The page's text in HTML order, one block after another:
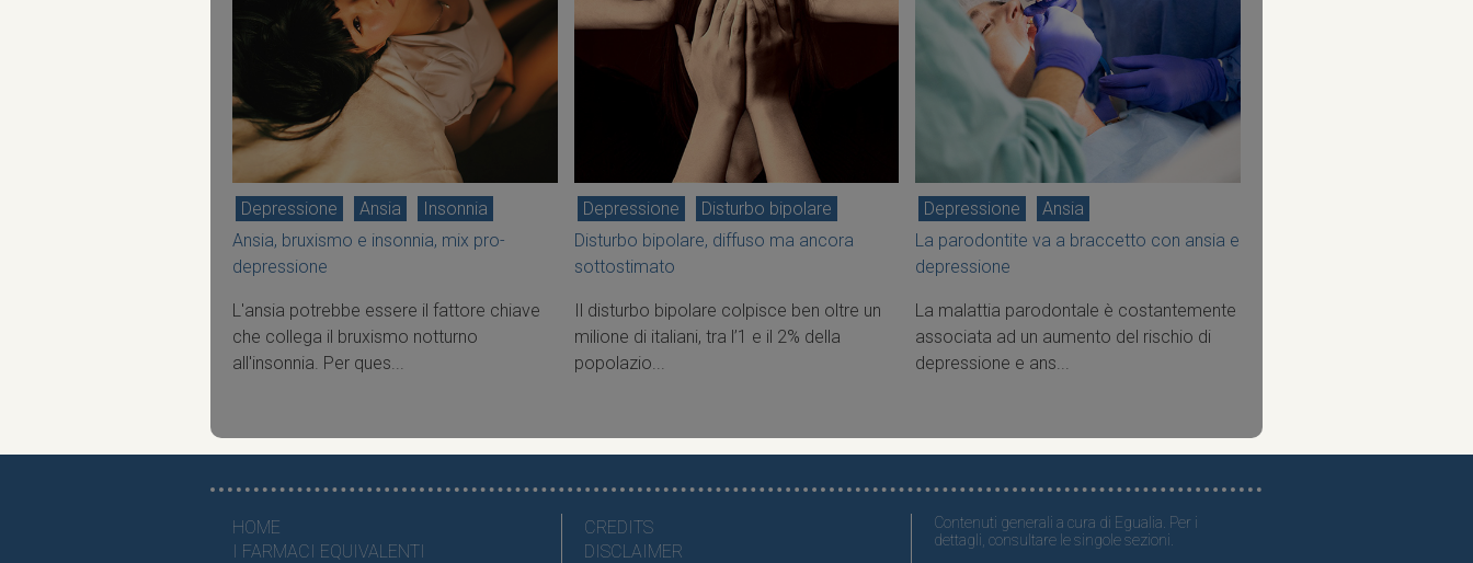
Depressione Ansia
Insonnia
Ansia, bruxismo e insonnia, mix pro-
depressione
L'ansia potrebbe essere il fattore chiave
che collega il bruxismo notturno
all'insonnia. Per ques...
Depressione
Disturbo bipolare
Disturbo bipolare, diffuso ma ancora
sottostimato
Il disturbo bipolare colpisce ben oltre un
milione di italiani, tra l’1 e il 2% della
popolazio...
Depressione
Ansia
La parodontite va a braccetto con ansia e
depressione
La malattia parodontale è costantemente
associata ad un aumento del rischio di
depressione e ans...
HOME
I FARMACI EQUIVALENTI
CREDITS
DISCLAIMER
Contenuti generali a cura di Egualia. Per i
dettagli, consultare le singole sezioni.